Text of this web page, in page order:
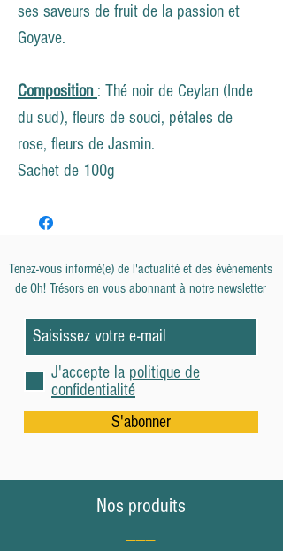
ses saveurs de fruit de la passion et
Goyave.
Composition : Thé noir de Ceylan (Inde
du sud), fleurs de souci, pétales de
rose, fleurs de Jasmin.
Sachet de 100g
Tenez-vous informé(e) de l'actualité et des évènements
de Oh! Trésors en vous abonnant à notre newsletter
J'accepte la politique de
confidentialité
S'abonner
Nos produits